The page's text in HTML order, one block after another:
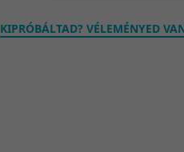
KIPRÓBÁLTAD? VÉLEMÉNYED